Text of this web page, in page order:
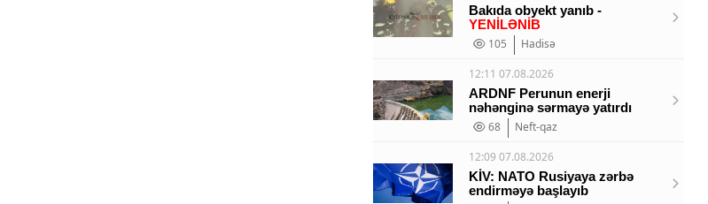
Bakıda obyekt yanıb -
YENİLƏNİB
105
Hadisə
12:11 07.08.2026
ARDNF Perunun enerji
nəhənginə sərmayə yatırdı
68
Neft-qaz
12:09 07.08.2026
KİV: NATO Rusiyaya zərbə
endirməyə başlayıb